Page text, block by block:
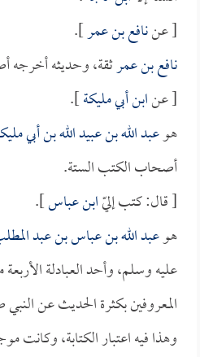
[ عننافع بن عمر].
نافع بن عمرثقة، وحديثه أخرجه
[ عنابن أبي مليكة].
هوعبد الله بن عبيد الله بن أبي
أصحاب الكتب الستة.
[ قال: كتب إليّابن عباس].
هوعبد الله بن عباس بن عبد
عليه وسلم، وأحد العبادلة
المعروفين بكثرة الحديث عن
وهذا فيه اعتبار الكتابة، وكانت